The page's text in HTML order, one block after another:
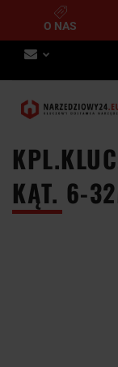
O NAS
KĄT. 6-